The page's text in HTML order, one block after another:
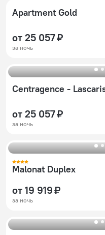
Apartment Gold
от 25 057 ₽
за ночь
Centragence -
от 25 057 ₽
за ночь
Malonat Duplex
от 19 919 ₽
за ночь